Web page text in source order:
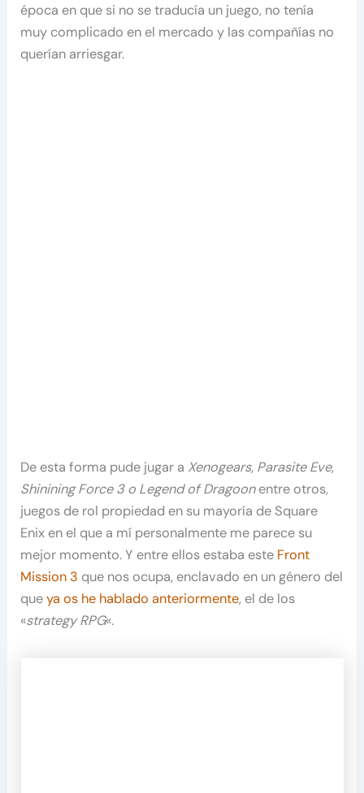
época en que si no se traducía un juego, no tenía
muy complicado en el mercado y las compañías no
querían arriesgar.
De esta forma pude jugar a Xenogears, Parasite Eve,
Shinining Force 3 o Legend of Dragoonentre otros,
juegos de rol propiedad en su mayoría de Square
Enix en el que a mí personalmente me parece su
mejor momento. Y entre ellos estaba este Front
Mission 3 que nos ocupa, enclavado en un género del
queya os he hablado anteriormente, el de los
«strategy RPG«.